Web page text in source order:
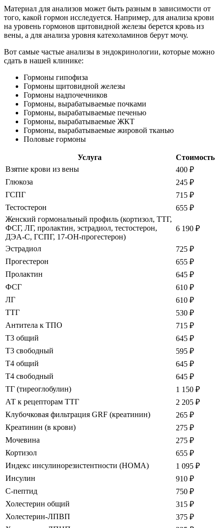
Материал для анализов может быть разным в зависимости от
того, какой гормон исследуется. Например, для анализа крови
на уровень гормонов щитовидной железы берется кровь из
вены, а для анализа уровня катехоламинов берут мочу.
Вот самые частые анализы в эндокринологии, которые можно
сдать в нашей клинике:
Гормоны гипофиза
Гормоны щитовидной железы
Гормоны надпочечников
Гормоны, вырабатываемые почками
Гормоны, вырабатываемые печенью
Гормоны, вырабатываемые ЖКТ
Гормоны, вырабатываемые жировой тканью
Половые гормоны
Услуга
Стоимость
Взятие крови из вены
400 ₽
Глюкоза
245 ₽
ГСПГ
715 ₽
Тестостерон
655 ₽
Женский гормональный профиль (кортизол, ТТГ,
ФСГ, ЛГ, пролактин, эстрадиол, тестостерон,
ДЭА-С, ГСПГ, 17-ОН-прогестерон)
6 190 ₽
Эстрадиол 725 ₽
Прогестерон
655 ₽
Пролактин
645 ₽
ФСГ
610 ₽
ЛГ
610 ₽
ТТГ
530 ₽
Антитела к ТПО
715 ₽
Т3 общий
645 ₽
Т3 свободный
595 ₽
Т4 общий
645 ₽
Т4 свободный
645 ₽
ТГ (тиреоглобулин)
1 150 ₽
АТ к рецепторам ТТГ
2 205 ₽
Клубочковая фильтрация GRF (креатинин)
265 ₽
Креатинин (в крови)
275 ₽
Мочевина
275 ₽
Кортизол
655 ₽
Индекс инсулинорезистентности (НОМА)
1 095 ₽
Инсулин
910 ₽
С-пептид
750 ₽
Холестерин общий
315 ₽
Холестерин-ЛПВП
375 ₽